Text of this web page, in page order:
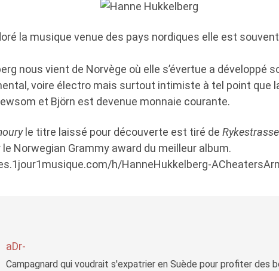
la musique venue des pays nordiques elle est
nous vient de Norvège où elle s’évertue a développé
voire électro mais surtout intimiste à tel point que
et Björn est devenue monnaie courante.
le titre laissé pour découverte est tiré de
le Norwegian Grammy award du meilleur album.
h/HanneHukkelberg-
aDr-
Campagnard qui voudrait s'expatrier en Suède pour profiter des